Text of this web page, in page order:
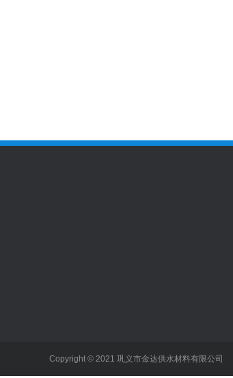
企业文化
橡胶接头
传力接头
Copyright © 2021 巩义市金达供水材料有限公司